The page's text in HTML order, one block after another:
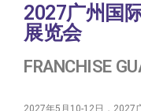
2027广州国
展览会
FRANCHISE
2027年5月10-12日，2027